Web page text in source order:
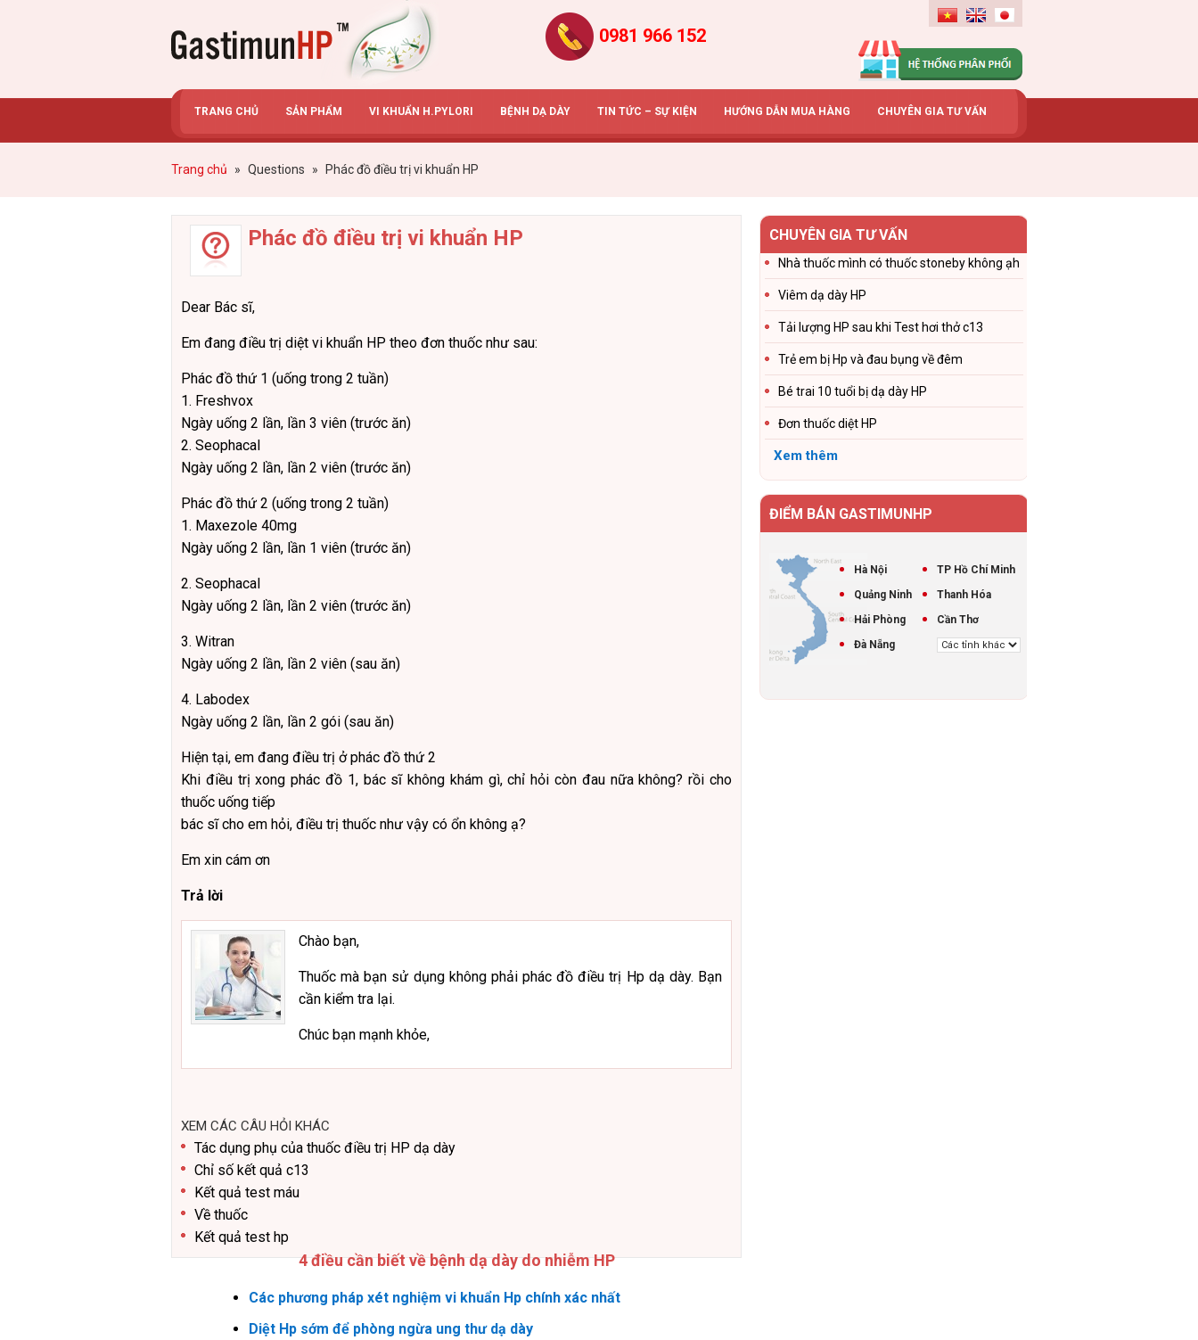
0981 966 152
TRANG CHỦ SẢN PHẨM VI KHUẨN H.PYLORI BỆNH DẠ DÀY TIN TỨC – SỰ KIỆN HƯỚNG DẪN MUA HÀNG CHUYÊN GIA TƯ VẤN
Trang chủ » Questions » Phác đồ điều trị vi khuẩn HP
Phác đồ điều trị vi khuẩn HP
Dear Bác sĩ,
Em đang điều trị diệt vi khuẩn HP theo đơn thuốc như sau:
Phác đồ thứ 1 (uống trong 2 tuần)
1. Freshvox
Ngày uống 2 lần, lần 3 viên (trước ăn)
2. Seophacal
Ngày uống 2 lần, lần 2 viên (trước ăn)
Phác đồ thứ 2 (uống trong 2 tuần)
1. Maxezole 40mg
Ngày uống 2 lần, lần 1 viên (trước ăn)
2. Seophacal
Ngày uống 2 lần, lần 2 viên (trước ăn)
3. Witran
Ngày uống 2 lần, lần 2 viên (sau ăn)
4. Labodex
Ngày uống 2 lần, lần 2 gói (sau ăn)
Hiện tại, em đang điều trị ở phác đồ thứ 2
Khi điều trị xong phác đồ 1, bác sĩ không khám gì, chỉ hỏi còn đau nữa không? rồi cho
thuốc uống tiếp
bác sĩ cho em hỏi, điều trị thuốc như vậy có ổn không ạ?
Em xin cám ơn
Trả lời
Chào bạn,
Thuốc mà bạn sử dụng không phải phác đồ điều trị Hp dạ dày. Bạn
cần kiểm tra lại.
Chúc bạn mạnh khỏe,
XEM CÁC CÂU HỎI KHÁC
Tác dụng phụ của thuốc điều trị HP dạ dày
Chỉ số kết quả c13
Kết quả test máu
Về thuốc
Kết quả test hp
4 điều cần biết về bệnh dạ dày do nhiễm HP
Các phương pháp xét nghiệm vi khuẩn Hp chính xác nhất
Diệt Hp sớm để phòng ngừa ung thư dạ dày
CHUYÊN GIA TƯ VẤN
Nhà thuốc mình có thuốc stoneby không ạh
Viêm dạ dày HP
Tải lượng HP sau khi Test hơi thở c13
Trẻ em bị Hp và đau bụng về đêm
Bé trai 10 tuổi bị dạ dày HP
Đơn thuốc diệt HP
Xem thêm
ĐIỂM BÁN GASTIMUNHP
Hà Nội
TP Hồ Chí Minh
Quảng Ninh
Thanh Hóa
Hải Phòng
Cần Thơ
Đà Nẵng